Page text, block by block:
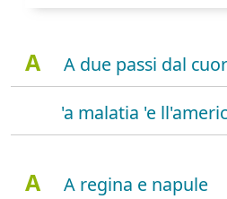
A
A due passi dal
'a malatia 'e
A
A regina e napule